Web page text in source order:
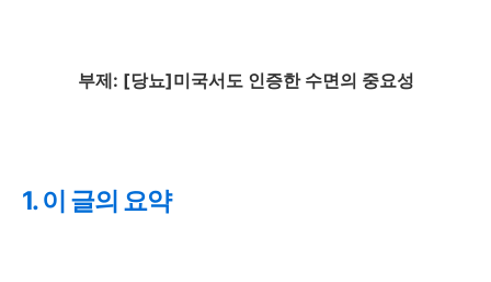
부제: [당뇨]미국서도 인증한 수면의 중요성
1. 이 글의 요약